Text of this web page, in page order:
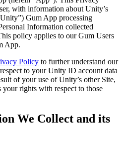
с живыми играми
мобильных пользователей
играми
в онлайн-опыт
в автомобиле
жизни
блоки
креаторам и инсайдерам
по всему миру
практики
заведение
with information about Unity’s
Gum App processing
Information collected
policy applies to our Gum Users
App.
Policy to further understand our
to your Unity ID account data
of your use of Unity’s other Site,
your rights with respect to those
We Collect and its